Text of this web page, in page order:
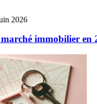
2026
immobilier en